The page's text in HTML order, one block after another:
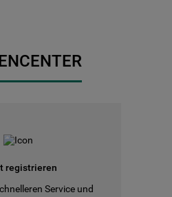
registrieren
Service und